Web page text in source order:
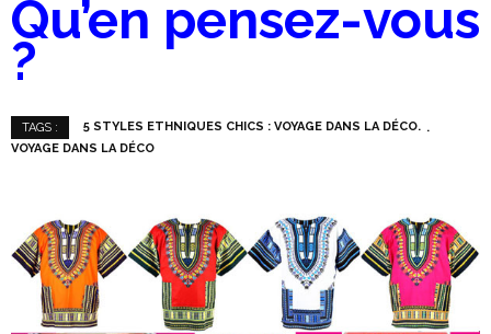
Qu’en pensez-vous
?
TAGS :
5 STYLES ETHNIQUES CHICS : VOYAGE DANS LA DÉCO.
VOYAGE DANS LA DÉCO